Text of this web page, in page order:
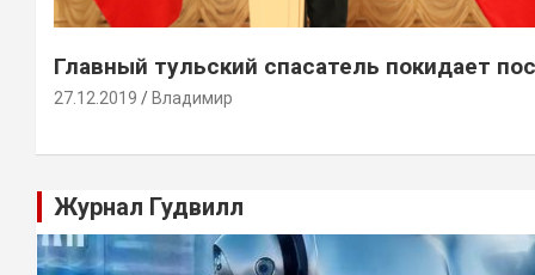
Главный тульский спасатель покидает
27.12.2019 Владимир
Журнал Гудвилл